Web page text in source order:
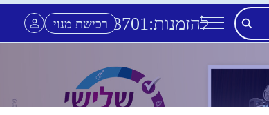
להזמנות: *3701 רכישת מנוי